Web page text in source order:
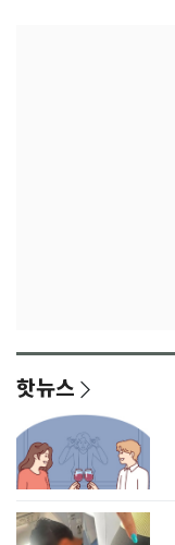
핫뉴스